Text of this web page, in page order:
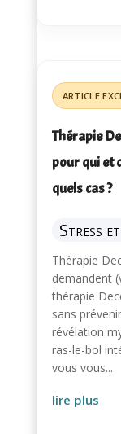
Thérapie
pour qui et
quels cas ?
Stress
Thérapie
demandent
thérapie
sans
révélation
ras-le-bol
vous vous...
lire plus